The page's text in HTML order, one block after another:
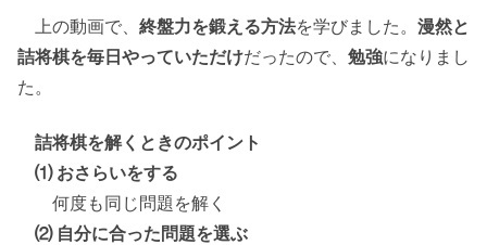
上の動画で、 終盤力を鍛える方法を学びました。 漫然と
詰将棋を毎日やっていただけだったので、 勉強になりまし
た。
詰将棋を解くときのポイント
⑴ おさらいをする
何度も同じ問題を解く
⑵ 自分に合った問題を選ぶ